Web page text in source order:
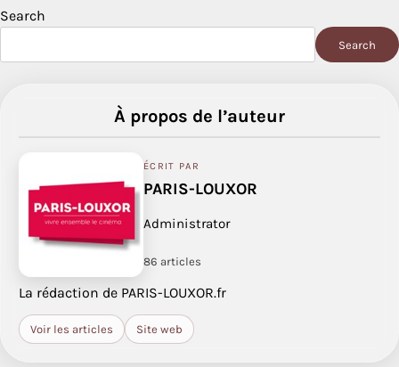
Search
Search
À propos de l’auteur
ÉCRIT PAR
PARIS-LOUXOR
Administrator
86 articles
La rédaction de PARIS-LOUXOR.fr
Voir les articles Site web